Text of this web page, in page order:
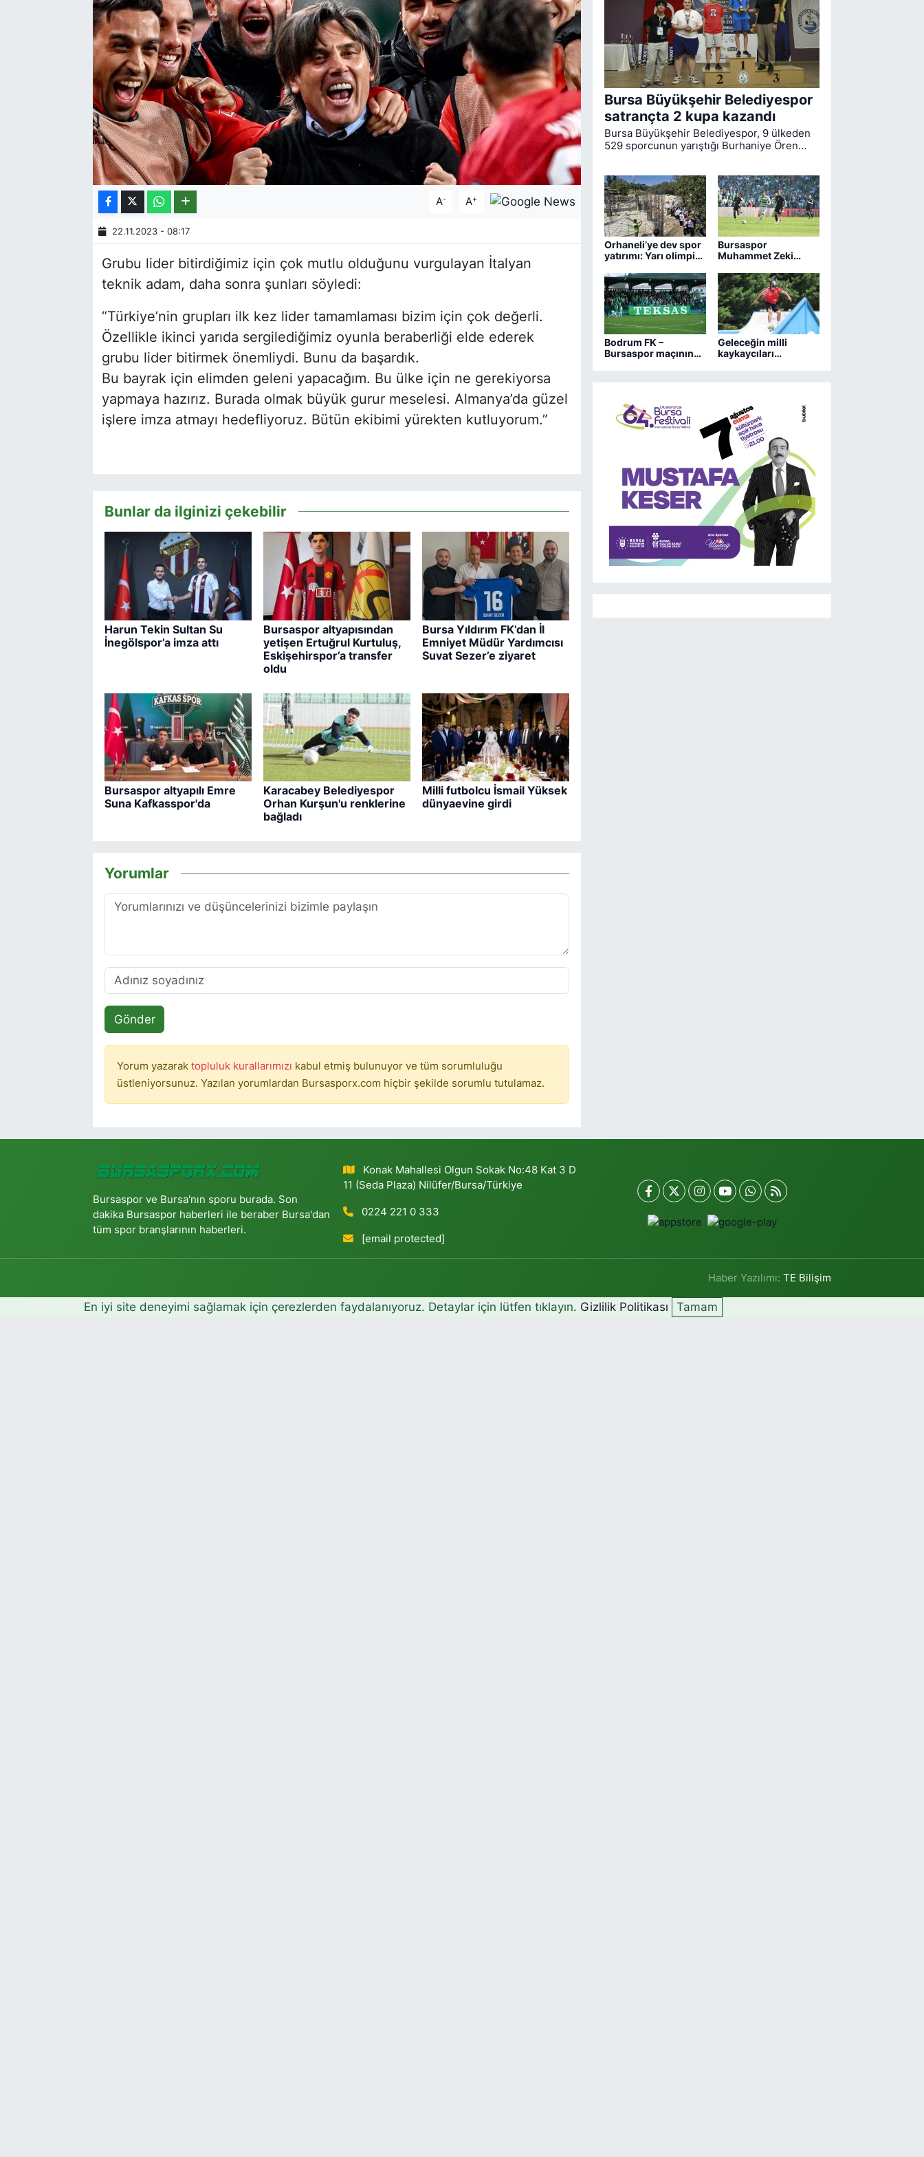
A- A+
22.11.2023 - 08:17
Grubu lider bitirdiğimiz için çok mutlu olduğunu vurgulayan İtalyan
teknik adam, daha sonra şunları söyledi:
“Türkiye’nin grupları ilk kez lider tamamlaması bizim için çok değerli.
Özellikle ikinci yarıda sergilediğimiz oyunla beraberliği elde ederek
grubu lider bitirmek önemliydi. Bunu da başardık.
Bu bayrak için elimden geleni yapacağım. Bu ülke için ne gerekiyorsa
yapmaya hazırız. Burada olmak büyük gurur meselesi. Almanya’da güzel
işlere imza atmayı hedefliyoruz. Bütün ekibimi yürekten kutluyorum.”
Bunlar da ilginizi çekebilir
Harun Tekin Sultan Su
İnegölspor’a imza attı
Bursaspor altyapısından
yetişen Ertuğrul Kurtuluş,
Eskişehirspor’a transfer
oldu
Bursa Yıldırım FK’dan İl
Emniyet Müdür Yardımcısı
Suvat Sezer’e ziyaret
Bursaspor altyapılı Emre
Suna Kafkasspor'da
Karacabey Belediyespor
Orhan Kurşun'u renklerine
bağladı
Milli futbolcu İsmail Yüksek
dünyaevine girdi
Yorumlar
Gönder
Yorum yazarak topluluk kurallarımızı kabul etmiş bulunuyor ve tüm sorumluluğu
üstleniyorsunuz. Yazılan yorumlardan Bursasporx.com hiçbir şekilde sorumlu tutulamaz.
Bursa Büyükşehir Belediyespor
satrançta 2 kupa kazandı
Bursa Büyükşehir Belediyespor, 9 ülkeden
529 sporcunun yarıştığı Burhaniye Ören
Orhaneli’ye dev spor
yatırımı: Yarı olimpik
Bursaspor
Muhammet Zeki
sözleşmesini uzattı,
Boluspor'a kiraladı
Bodrum FK –
Bursaspor maçının
Geleceğin milli
kaykaycıları
Bursaspor ve Bursa'nın sporu burada. Son
dakika Bursaspor haberleri ile beraber Bursa'dan
tüm spor branşlarının haberleri.
Konak Mahallesi Olgun Sokak No:48 Kat 3 D
11 (Seda Plaza) Nilüfer/Bursa/Türkiye
0224 221 0 333
[email protected]
Haber Yazılımı:TE Bilişim
En iyi site deneyimi sağlamak için çerezlerden faydalanıyoruz. Detaylar için lütfen tıklayın. Gizlilik Politikası Tamam